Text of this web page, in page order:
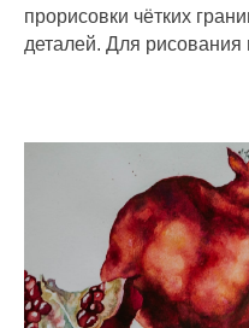
прорисовки чётких
деталей. Для рисования